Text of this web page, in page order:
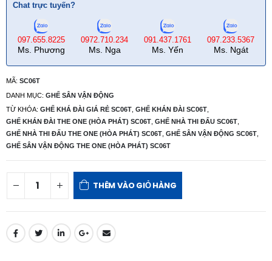
Chat trực tuyến?
097.655.8225
Ms. Phương
0972.710.234
Ms. Nga
091.437.1761
Ms. Yến
097.233.5367
Ms. Ngát
MÃ: SC06T
DANH MỤC: GHẾ SÂN VẬN ĐỘNG
TỪ KHÓA: GHẾ KHÁ ĐÀI GIÁ RẺ SC06T GHẾ KHÁN ĐÀI SC06T
GHẾ KHÁN ĐÀI THE ONE (HÒA PHÁT) SC06T GHẾ NHÀ THI ĐẤU SC06T
GHẾ NHÀ THI ĐẤU THE ONE (HÒA PHÁT) SC06T GHẾ SÂN VẬN ĐỘNG SC06T
GHẾ SÂN VẬN ĐỘNG THE ONE (HÒA PHÁT) SC06T
THÊM VÀO GIỎ HÀNG